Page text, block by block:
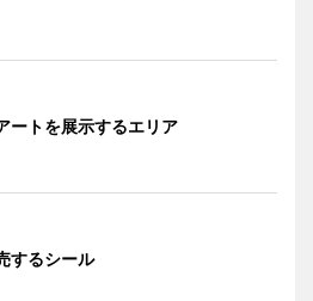
ートを展示するエリア
するシール